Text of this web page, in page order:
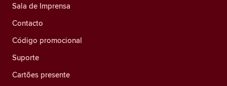
Sala de Imprensa
Contacto
Código promocional
Suporte
Cartões presente